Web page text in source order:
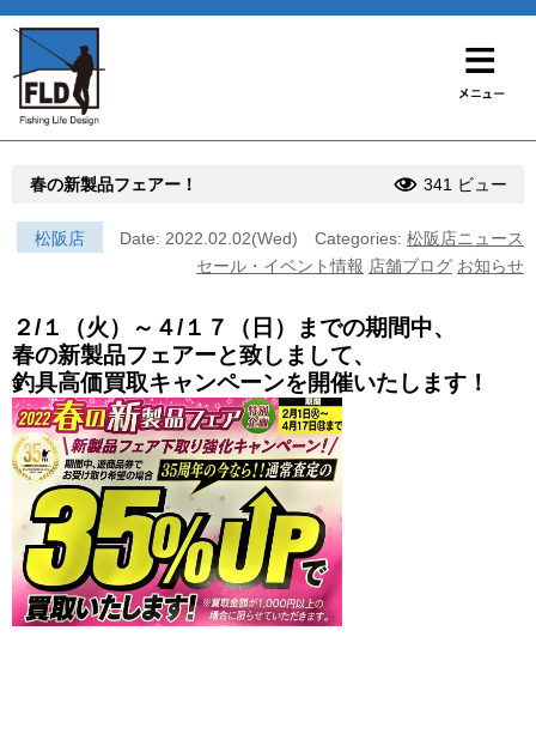
春の新製品フェアー！ 341 ビュー
松阪店 Date: 2022.02.02(Wed) Categories: 松阪店ニュース
セール・イベント情報 店舗ブログ お知らせ
２/１（火）～４/１７（日）までの期間中、
春の新製品フェアーと致しまして、
釣具高価買取キャンペーンを開催いたします！